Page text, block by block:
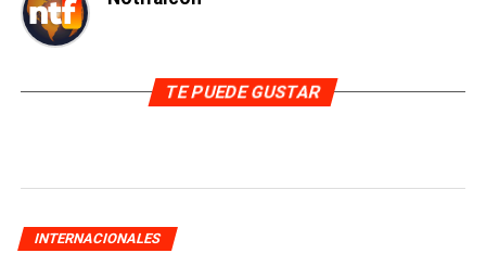
TE PUEDE GUSTAR
INTERNACIONALES